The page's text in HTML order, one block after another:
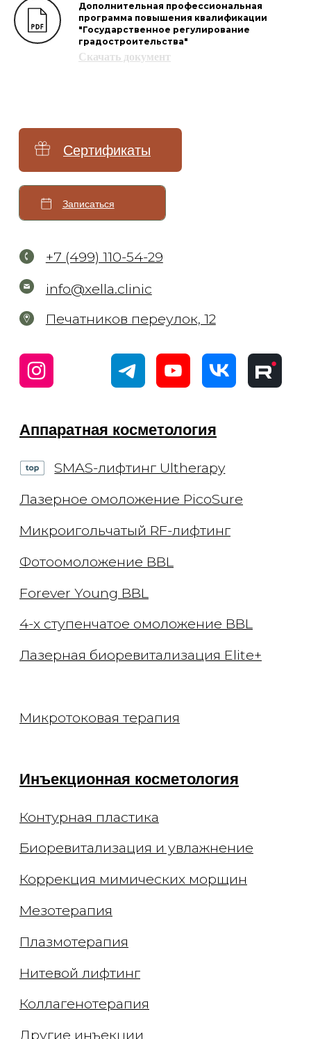
Дополнительная профессиональная
программа повышения квалификации
"Государственное регулирование
градостроительства"
Скачать документ
Инъекционная косметология
Удаление тату и татуажа
Forever Young BBL
4-х ступенчатое омоложение BBL
Лазерная биоревитализация Elite+
Контурная пластика
Биоревитализация и увлажнение
Коррекция мимических морщин
Плазмотерапия
Нитевой лифтинг
Другие инъекции
Удаление татуажа губ
Перманентный макияж
Лечение пигментации
Лечение сосудов
Лечение постакне
Удаление татуажа век (стрелки)
Эстетика тела
Миндальный пилинг
Авторские массажи
Брендовые уходы
Моделирование фигуры
Криолиполиз на аппарате Coccon
Эндосфера